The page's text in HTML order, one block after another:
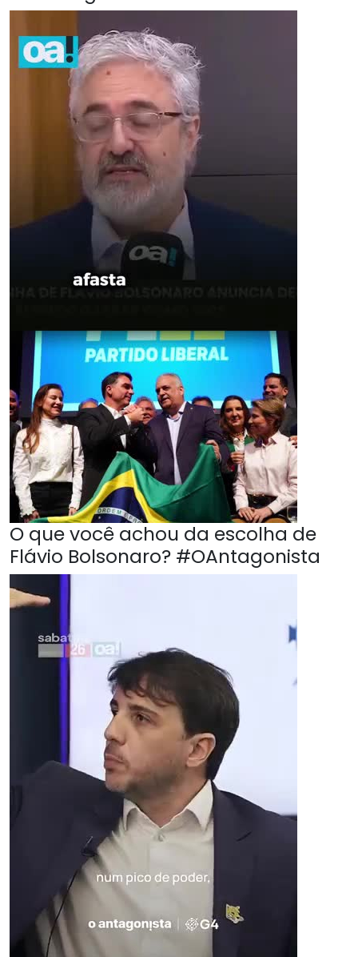
O que você achou da escolha de
Flávio Bolsonaro? #OAntagonista